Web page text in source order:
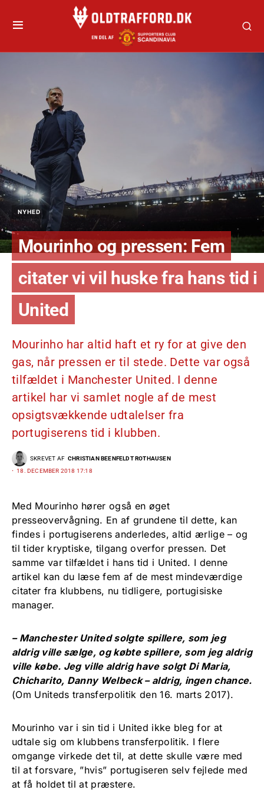
NYHED
Mourinho og pressen: Fem
citater vi vil huske fra hans tid i
United
Mourinho har altid haft et ry for at give den
gas, når pressen er til stede. Dette var også
tilfældet i Manchester United. I denne
artikel har vi samlet nogle af de mest
opsigtsvækkende udtalelser fra
portugiserens tid i klubben.
SKREVET AF CHRISTIAN BEENFELDT ROTHAUSEN
18. DECEMBER 2018 17:18
Med Mourinho hører også en øget
presseovervågning. En af grundene til dette, kan
findes i portugiserens anderledes, altid ærlige – og
til tider kryptiske, tilgang overfor pressen. Det
samme var tilfældet i hans tid i United. I denne
artikel kan du læse fem af de mest mindeværdige
citater fra klubbens, nu tidligere, portugisiske
manager.
– Manchester United solgte spillere, som jeg
aldrig ville sælge, og købte spillere, som jeg aldrig
ville købe. Jeg ville aldrig have solgt Di Maria,
Chicharito, Danny Welbeck – aldrig, ingen chance.
(Om Uniteds transferpolitik den 16. marts 2017).
Mourinho var i sin tid i United ikke bleg for at
udtale sig om klubbens transferpolitik. I flere
omgange virkede det til, at dette skulle være med
til at forsvare, ”hvis” portugiseren selv fejlede med
at få holdet til at præstere.